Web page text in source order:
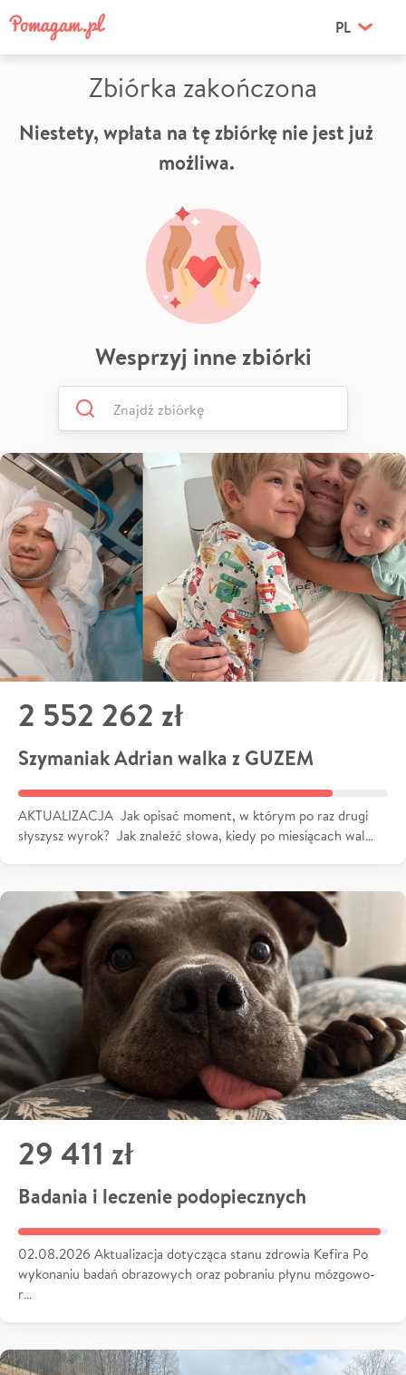
PL
Zbiórka zakończona
Niestety, wpłata na tę zbiórkę nie jest już
możliwa.
Wesprzyj inne zbiórki
2 552 262 zł
Szymaniak Adrian walka z GUZEM
AKTUALIZACJA Jak opisać moment, w którym po raz drugi
słyszysz wyrok? Jak znaleźć słowa, kiedy po miesiącach wal…
29 411 zł
Badania i leczenie podopiecznych
02.08.2026 Aktualizacja dotycząca stanu zdrowia Kefira Po
wykonaniu badań obrazowych oraz pobraniu płynu mózgowo-
r…